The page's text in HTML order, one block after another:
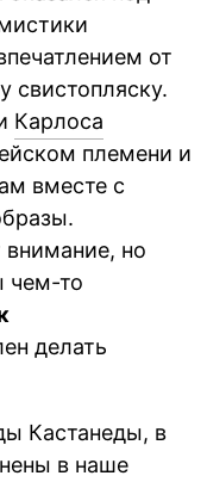
от
свистопляску.
Карлоса
племени и
вместе с
внимание, но
чем-то
делать
Кастанеды, в
в наше